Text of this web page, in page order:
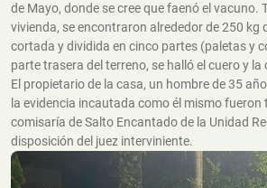
de Mayo, donde se cree que faenó el vacuno.
vivienda, se encontraron alrededor de 250 kg
cortada y dividida en cinco partes (paletas y
parte trasera del terreno, se halló el cuero y la
El propietario de la casa, un hombre de 35
la evidencia incautada como él mismo fueron
comisaría de Salto Encantado de la Unidad
disposición del juez interviniente.